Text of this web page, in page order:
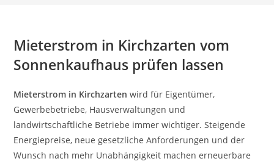
Mieterstrom in Kirchzarten vom
Sonnenkaufhaus prüfen lassen
Mieterstrom in Kirchzarten wird für Eigentümer,
Gewerbebetriebe, Hausverwaltungen und
landwirtschaftliche Betriebe immer wichtiger. Steigende
Energiepreise, neue gesetzliche Anforderungen und der
Wunsch nach mehr Unabhängigkeit machen erneuerbare